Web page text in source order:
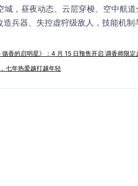
， 昼夜动态、云层穿梭、空中航道
兵器、失控虚狩级敌人，技能机制
香的启明星》：4 月 15 日预售开启 调香师限定
七年热爱越打越年轻